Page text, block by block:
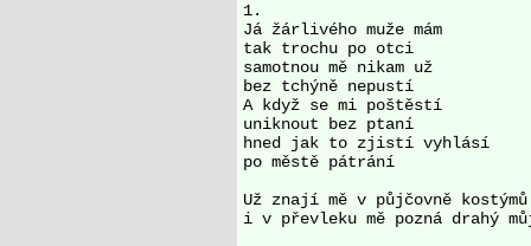
1.
Já žárlivého muže mám
tak trochu po otci
samotnou mě nikam už
bez tchýně nepustí
A když se mi poštěstí
uniknout bez ptaní
hned jak to zjistí vyhlásí
po městě pátrání
Už znají mě v půjčovně
i v převleku mě pozná drahý